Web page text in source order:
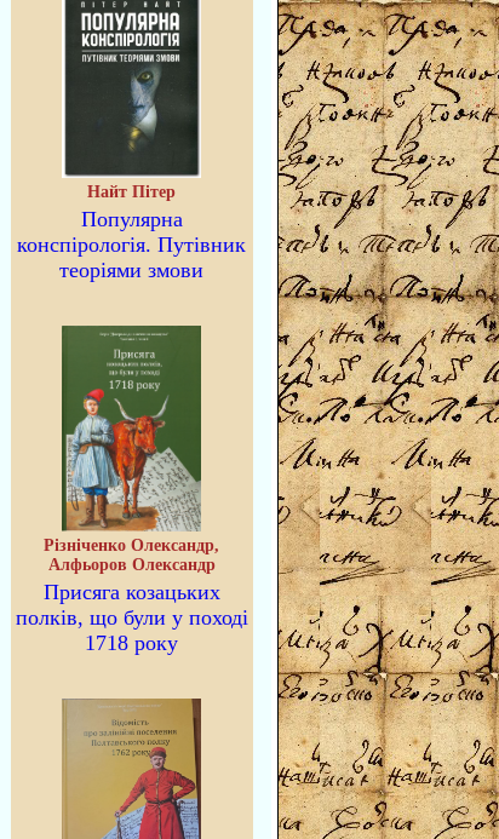
Найт Пітер
Популярна
конспірологія. Путівник
теоріями змови
Різніченко Олександр,
Алфьоров Олександр
Присяга козацьких
полків, що були у поході
1718 року